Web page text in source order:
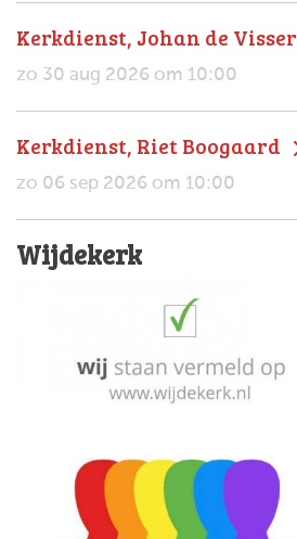
Kerkdienst, Johan de Visser
zo 30 aug 2026 om 10:00
Kerkdienst, Riet Boogaard
zo 06 sep 2026 om 10:00
Wijdekerk